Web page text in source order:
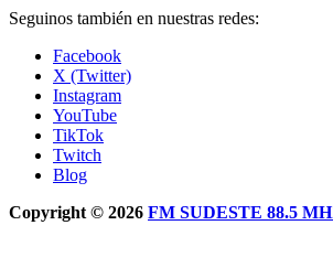
Seguinos también en nuestras redes:
Facebook
X (Twitter)
Instagram
YouTube
TikTok
Twitch
Blog
Copyright © 2026 FM SUDESTE 88.5